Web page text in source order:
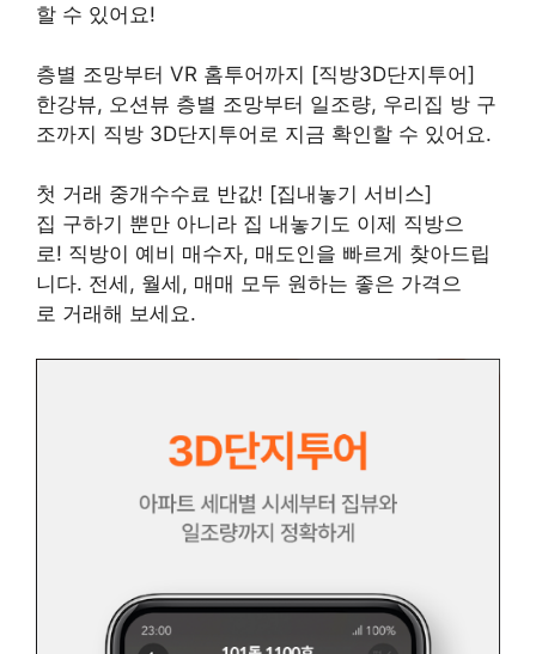
할 수 있어요!
층별 조망부터 VR 홈투어까지 [직방3D단지투어]
한강뷰, 오션뷰 층별 조망부터 일조량, 우리집 방 구
조까지 직방 3D단지투어로 지금 확인할 수 있어요.
첫 거래 중개수수료 반값! [집내놓기 서비스]
집 구하기 뿐만 아니라 집 내놓기도 이제 직방으
로! 직방이 예비 매수자, 매도인을 빠르게 찾아드립
니다. 전세, 월세, 매매 모두 원하는 좋은 가격으
로 거래해 보세요.